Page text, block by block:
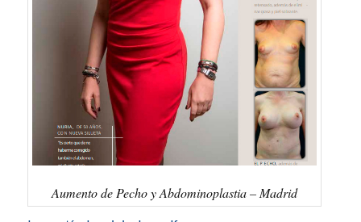
Aumento de Pecho y Abdominoplastia – Madrid